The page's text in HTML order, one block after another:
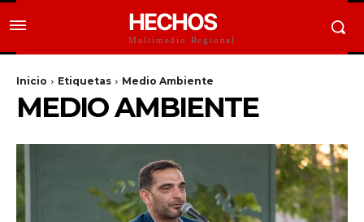
HECHOS
Multimedio Regional
Inicio Etiquetas Medio Ambiente
MEDIO AMBIENTE